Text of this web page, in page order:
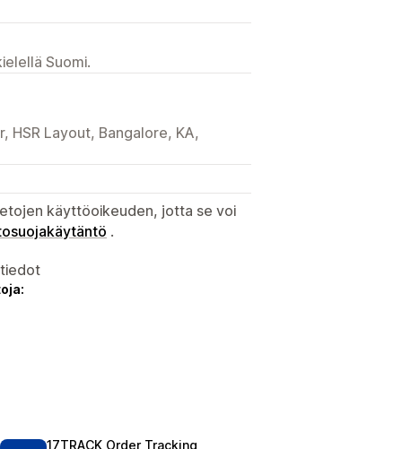
Suomi.
HSR Layout, Bangalore, KA,
käyttöoikeuden, jotta se voi
.
17TRACK Order Tracking